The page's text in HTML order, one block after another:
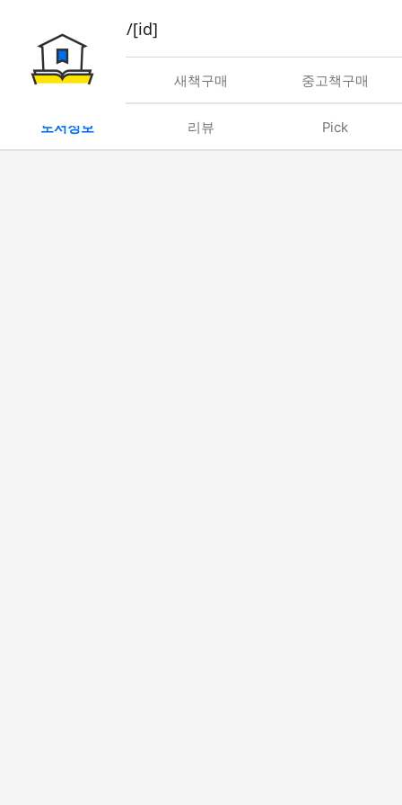
book/rent/[id]
대여 새책구매 중고책구매
도서정보 리뷰 Pick